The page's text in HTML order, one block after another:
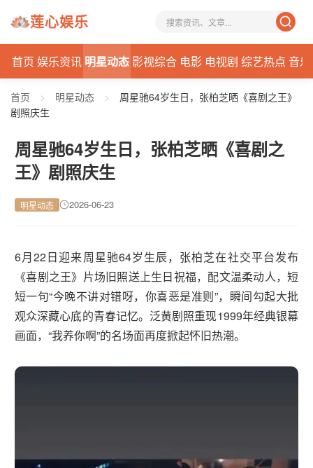
莲心娱乐
首页 娱乐资讯 明星动态 影视综合 电影 电视剧 综艺热点 音
首页 > 明星动态 >
周星驰64岁生日，张柏芝晒《喜剧之王》
剧照庆生
周星驰64岁生日，张柏芝晒《喜剧之
王》剧照庆生
明星动态 2026-06-23
6月22日迎来周星驰64岁生辰，张柏芝在社交平台发布
《喜剧之王》片场旧照送上生日祝福，配文温柔动人，短
短一句“今晚不讲对错呀，你喜恶是准则”，瞬间勾起大批
观众深藏心底的青春记忆。泛黄剧照重现1999年经典银幕
画面，“我养你啊”的名场面再度掀起怀旧热潮。